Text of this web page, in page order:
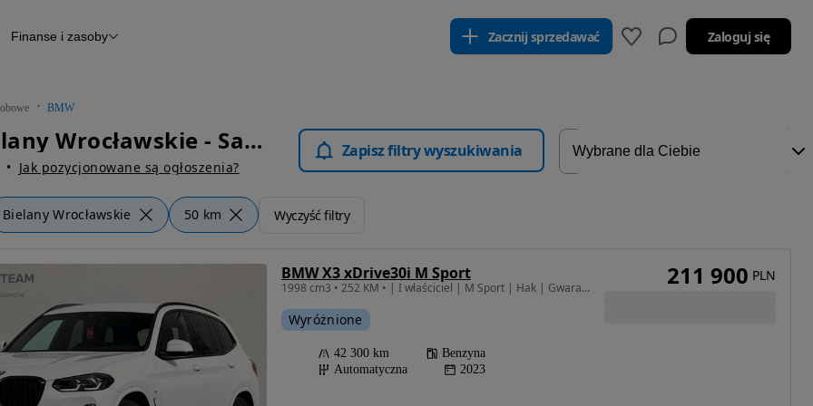
Raport z inspekcji
Otomoto News
Finanse i zasoby Zacznij sprzedawać Zaloguj się
BMW
BMW Bielany Wrocławskie - Samochody Osobowe
Jak pozycjonowane są ogłoszenia?
Zapisz filtry wyszukiwania
Bielany Wrocławskie 50 km Wyczyść filtry
BMW X3 xDrive30i M Sport
1998 cm3 • 252 KM • | I właściciel | M Sport | Hak | Gwarancja | Bezwypadkowy | FVAT23% |
Wyróżnione
42 300 km
Benzyna
Automatyczna
2023
211 900 PLN